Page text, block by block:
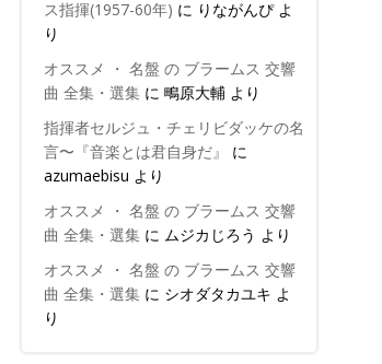
ス指揮(1957-60年) に りながんぴよ
り
オススメ ・ 名盤 の ブラームス 交響
曲 全集・選集に 鴫原大輔より
指揮者セルジュ・チェリビダッケの名
言〜『音楽とは君自身だ』
に
azumaebisu より
オススメ ・ 名盤 の ブラームス 交響
曲 全集・選集に ムジカじろう より
オススメ ・ 名盤 の ブラームス 交響
曲 全集・選集に シオダタカユキ よ
り